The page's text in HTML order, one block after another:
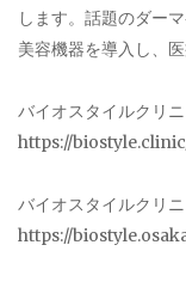
します。話題のダー
美容機器を導入し、
バイオスタイルクリ
https://
バイオスタイルクリ
https://